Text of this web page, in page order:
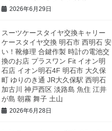
2026年6月29日
スーツケースタイヤ交換キャリー
ケースタイヤ交換 明石市 西明石 安
い！靴修理 合鍵作製 時計の電池交
換のお店 プラスワン Fit イオン明
石店 イオン明石4F 明石市 大久保
町 ゆりのき通 JR大久保駅 西明石
加古川 神戸西区 淡路島 魚住 江井
が島 朝霧 舞子 土山
2026年6月28日